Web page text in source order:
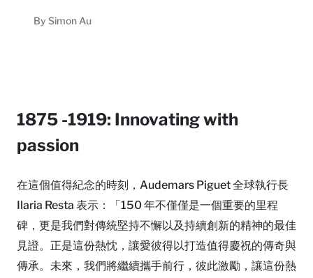
By Simon Au
1875 -1919: Innovating with
passion
在這個值得紀念的時刻，Audemars Piguet 全球執行長
Ilaria Resta 表示：「150 年不僅僅是一個重要的里程
碑，更是我們對傳統堅持不懈以及持續創新的精神的最佳
見證。正是這份熱忱，讓愛彼得以打造值得慶祝的傳奇與
傳承。未來，我們將繼續攜手前行，彼此激勵，讓這份熱